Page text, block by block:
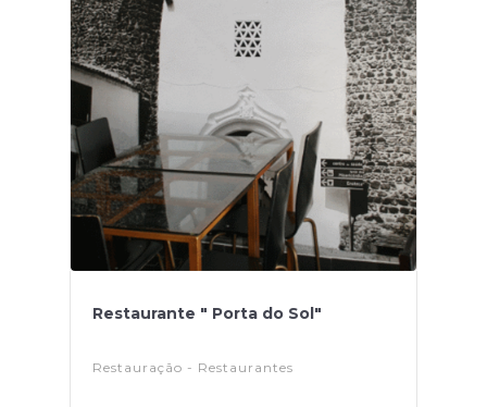
Restaurante " Porta do Sol"
Restauração - Restaurantes